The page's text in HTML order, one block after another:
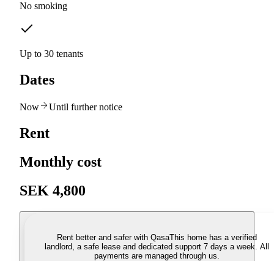
No smoking
Up to 30 tenants
Dates
Now Until further notice
Rent
Monthly cost
SEK 4,800
Rent better and safer with QasaThis home has a verified
landlord, a safe lease and dedicated support 7 days a week. All
payments are managed through us.